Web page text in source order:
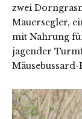
zwei
Mauersegler,
mit Nahrung
jagender